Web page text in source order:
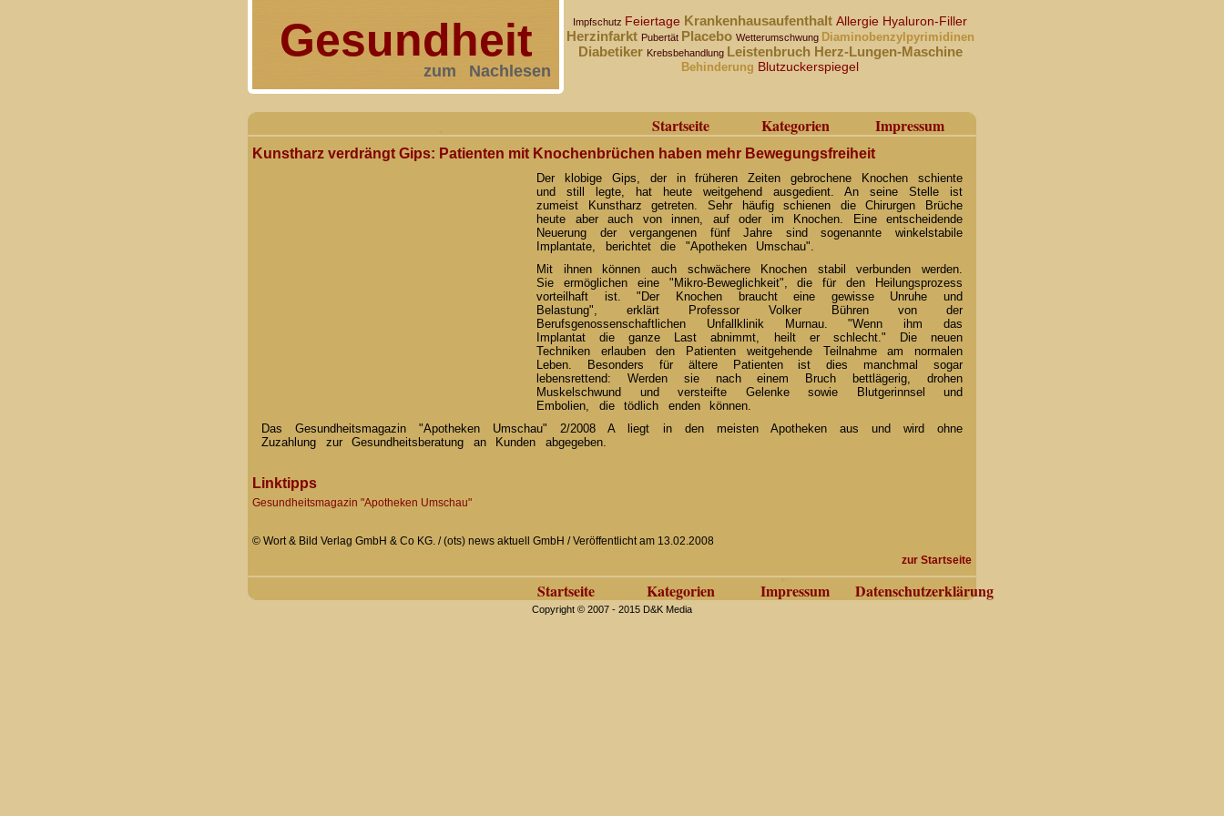
Gesundheit
zum Nachlesen
Impfschutz Feiertage Krankenhausaufenthalt Allergie Hyaluron-Filler
Herzinfarkt Pubertät Placebo Wetterumschwung Diaminobenzylpyrimidinen
Diabetiker Krebsbehandlung Leistenbruch Herz-Lungen-Maschine
Behinderung Blutzuckerspiegel
Startseite Kategorien Impressum
Kunstharz verdrängt Gips: Patienten mit Knochenbrüchen haben mehr Bewegungsfreiheit
Der klobige Gips, der in früheren Zeiten gebrochene Knochen schiente
und still legte, hat heute weitgehend ausgedient. An seine Stelle ist
zumeist Kunstharz getreten. Sehr häufig schienen die Chirurgen Brüche
heute aber auch von innen, auf oder im Knochen. Eine entscheidende
Neuerung der vergangenen fünf Jahre sind sogenannte winkelstabile
Implantate, berichtet die "Apotheken Umschau".
Mit ihnen können auch schwächere Knochen stabil verbunden werden.
Sie ermöglichen eine "Mikro-Beweglichkeit", die für den Heilungsprozess
vorteilhaft ist. "Der Knochen braucht eine gewisse Unruhe und
Belastung", erklärt Professor Volker Bühren von der
Berufsgenossenschaftlichen Unfallklinik Murnau. "Wenn ihm das
Implantat die ganze Last abnimmt, heilt er schlecht." Die neuen
Techniken erlauben den Patienten weitgehende Teilnahme am normalen
Leben. Besonders für ältere Patienten ist dies manchmal sogar
lebensrettend: Werden sie nach einem Bruch bettlägerig, drohen
Muskelschwund und versteifte Gelenke sowie Blutgerinnsel und
Embolien, die tödlich enden können.
Das Gesundheitsmagazin "Apotheken Umschau" 2/2008 A liegt in den meisten Apotheken aus und wird ohne
Zuzahlung zur Gesundheitsberatung an Kunden abgegeben.
Linktipps
Gesundheitsmagazin "Apotheken Umschau"
© Wort & Bild Verlag GmbH & Co KG. / (ots) news aktuell GmbH / Veröffentlicht am 13.02.2008
zur Startseite
Startseite Kategorien Impressum Datenschutzerklärung
Copyright © 2007 - 2015 D&K Media